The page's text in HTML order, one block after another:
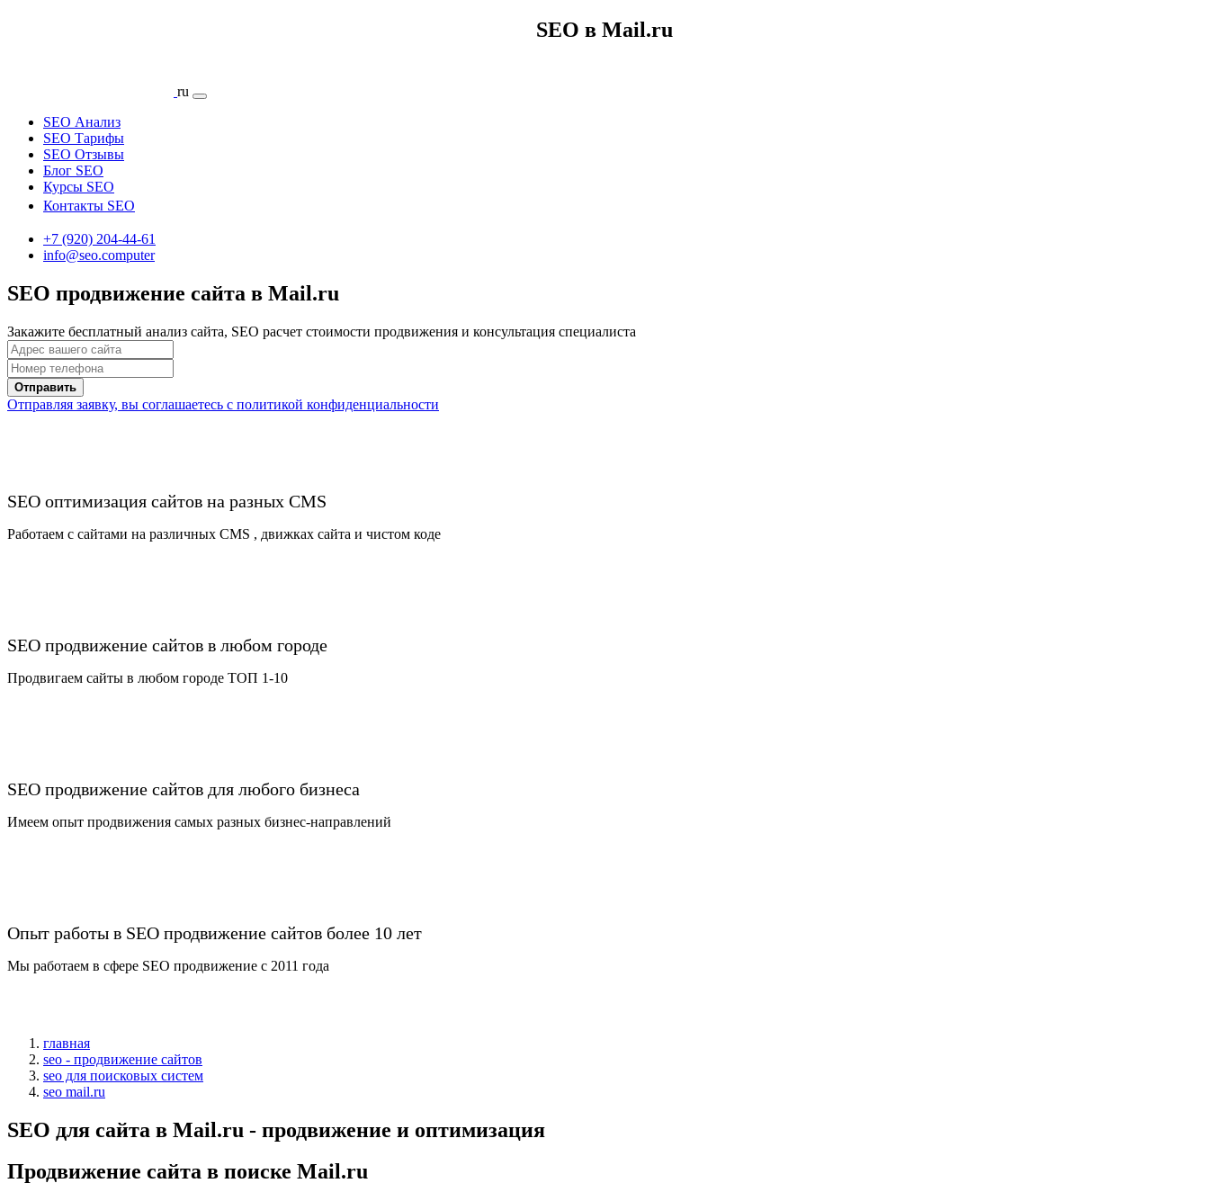
SEO в Mail.ru
ru
SEO Анализ
SEO Тарифы
SEO Отзывы
Блог SEO
Курсы SEO
Контакты SEO
+7 (920) 204-44-61
info@seo.computer
SEO продвижение сайта в Mail.ru
Закажите бесплатный анализ сайта, SEO расчет стоимости продвижения и консультация специалиста
Отправить
Отправляя заявку, вы соглашаетесь с политикой конфиденциальности
SEO оптимизация сайтов на разных CMS
Работаем c сайтами на различных CMS , движках сайта и чистом коде
SEO продвижение сайтов в любом городе
Продвигаем сайты в любом городе ТОП 1-10
SEO продвижение сайтов для любого бизнеса
Имеем опыт продвижения самых разных бизнес-направлений
Опыт работы в SEO продвижение сайтов более 10 лет
Мы работаем в сфере SEO продвижение с 2011 года
главная
seo - продвижение сайтов
seo для поисковых систем
seo mail.ru
SEO для сайта в Mail.ru - продвижение и оптимизация
Продвижение сайта в поиске Mail.ru